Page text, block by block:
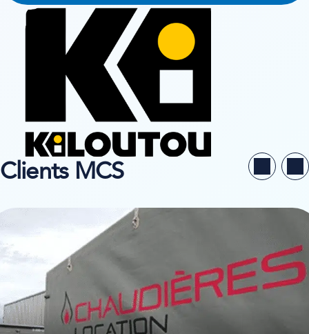
Clients MCS
l’étude de cas sur Chaudières Location